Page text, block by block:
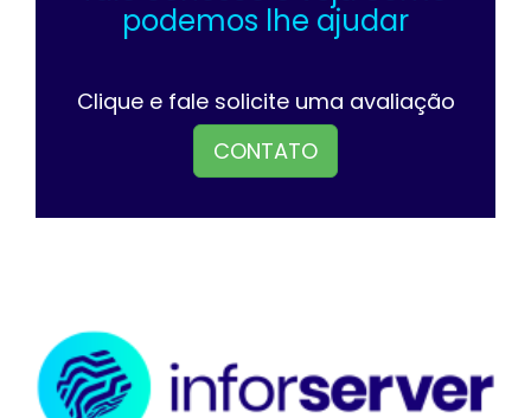
podemos lhe ajudar
Clique e fale solicite uma avaliação
CONTATO